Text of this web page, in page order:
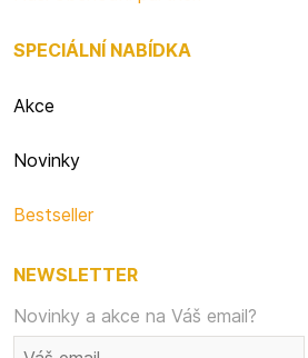
SPECIÁLNÍ NABÍDKA
Akce
Novinky
Bestseller
NEWSLETTER
Novinky a akce na Váš email?